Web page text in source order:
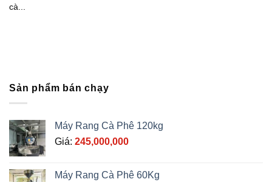
cà...
Sản phẩm bán chạy
Máy Rang Cà Phê 120kg
Giá: 245,000,000
Máy Rang Cà Phê 60Kg